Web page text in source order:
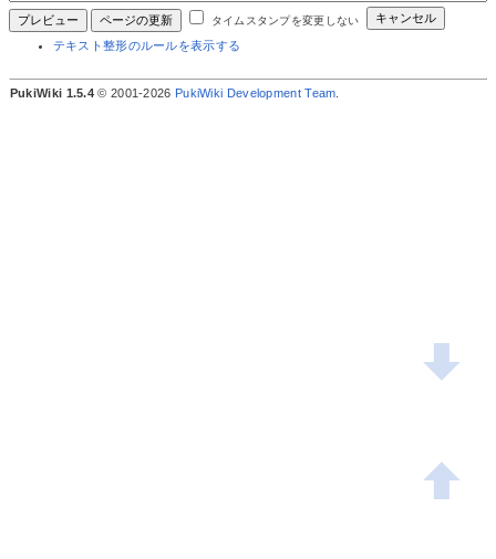
タイムスタンプを変更しない
テキスト整形のルールを表示する
PukiWiki 1.5.4 © 2001-2026 PukiWiki Development Team